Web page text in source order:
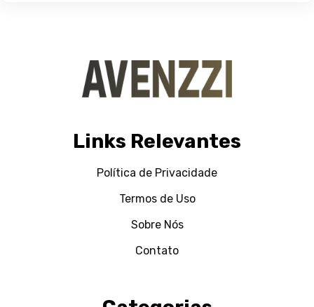
Links Relevantes
Política de Privacidade
Termos de Uso
Sobre Nós
Contato